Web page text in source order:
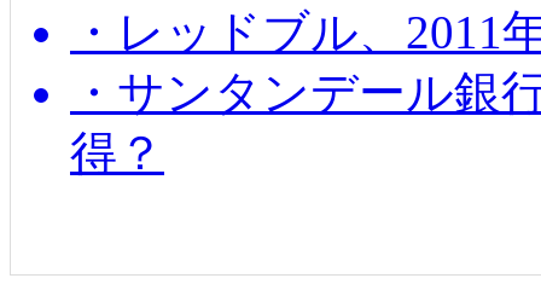
・レッドブル、2011
・サンタンデール銀
得？